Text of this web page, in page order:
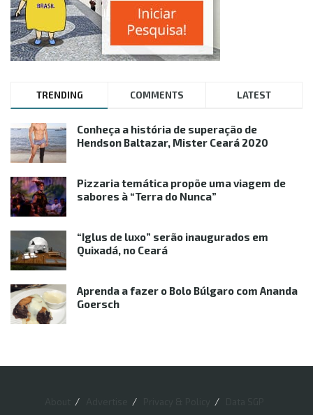
TRENDING COMMENTS LATEST
Conheça a história de superação de
Hendson Baltazar, Mister Ceará 2020
Pizzaria temática propõe uma viagem de
sabores à “Terra do Nunca”
“Iglus de luxo” serão inaugurados em
Quixadá, no Ceará
Aprenda a fazer o Bolo Búlgaro com Ananda
Goersch